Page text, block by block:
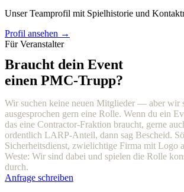
Unser Teamprofil mit Spielhistorie und
Profil ansehen →
Für Veranstalter
Braucht dein Event
einen PMC-Trupp?
Wir suchen keine neuen Mitglieder — aber wir
ausgesprochen gern eine Rolle. Wenn du ein
das eine Contractor-Fraktion braucht, gerne
ordentlich LARP-Anteil, dann sag Bescheid.
Sicherheitsdienst, zwielichtige Firma mit Logo
Weste: Wir sind dabei und spielen die Rolle
durch.
Anfrage schreiben